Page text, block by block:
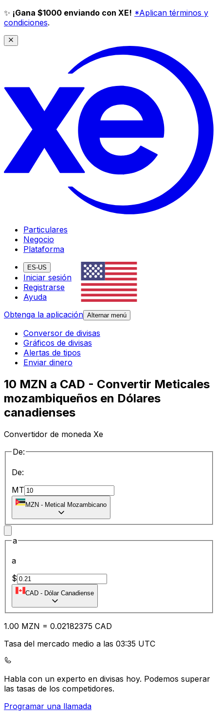
✨ ¡Gana $1000 enviando con XE! *Aplican términos y
condiciones.
Particulares
Negocio
Plataforma
ES-US
Iniciar sesión
Registrarse
Ayuda
Obtenga la aplicación Alternar menú
Conversor de divisas
Gráficos de divisas
Alertas de tipos
Enviar dinero
10 MZN a CAD - Convertir Meticales
mozambiqueños en Dólares
canadienses
Convertidor de moneda Xe
De:
De:
MT
MZN - Metical Mozambicano
a
a
$
CAD - Dólar Canadiense
1.00 MZN = 0.02182375 CAD
Tasa del mercado medio a las 03:35 UTC
Habla con un experto en divisas hoy. Podemos superar
las tasas de los competidores.
Programar una llamada